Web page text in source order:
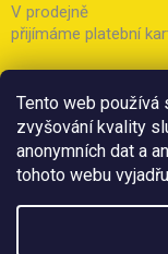
Tento web
zvyšování kvality
anonymních dat a
tohoto webu
V prodejně
přijímáme platební